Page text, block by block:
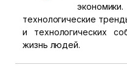
технологические
и технологических
жизнь людей.